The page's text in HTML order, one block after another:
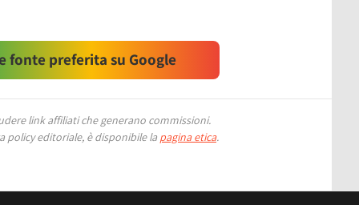
fonte preferita su Google
link affiliati che generano commissioni.
policy editoriale, è disponibile la pagina etica.